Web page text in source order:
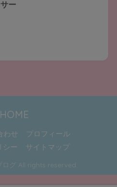
ー
わせ
プロフィール
シー
サイトマップ
グ All rights reserved.